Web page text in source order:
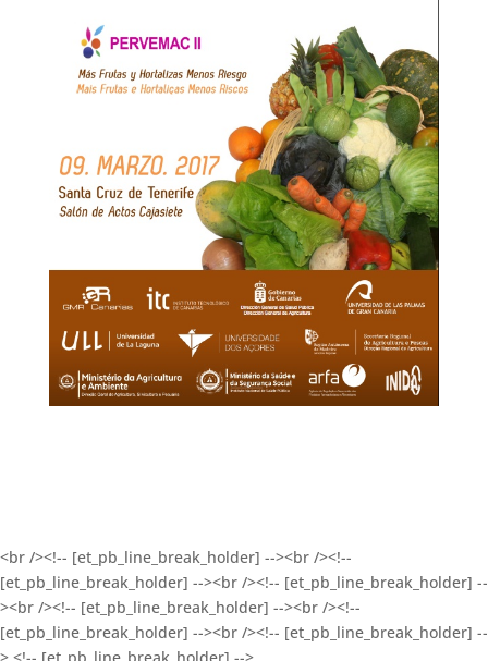
<br /><!-- [et_pb_line_break_holder] --><br /><!--
[et_pb_line_break_holder] --><br /><!-- [et_pb_line_break_holder] --
><br /><!-- [et_pb_line_break_holder] --><br /><!--
[et_pb_line_break_holder] --><br /><!-- [et_pb_line_break_holder] --